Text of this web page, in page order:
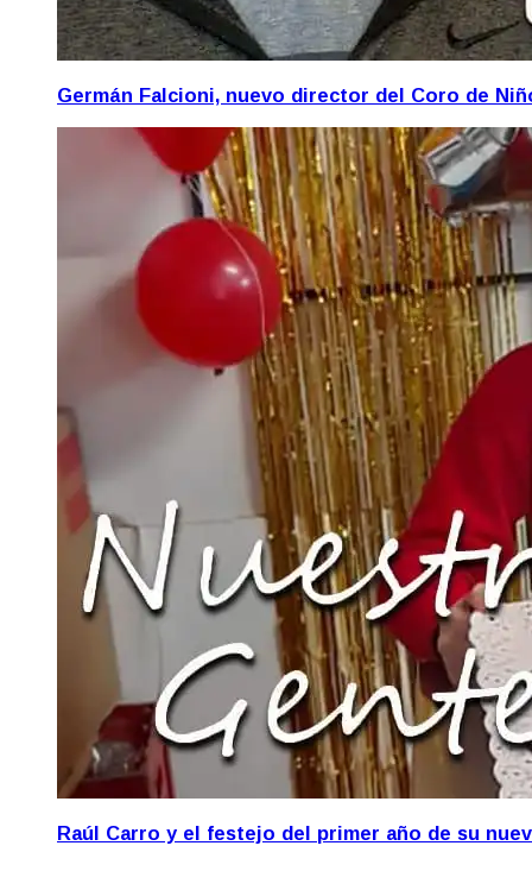
Germán Falcioni, nuevo director del Coro de
Raúl Carro y el festejo del primer año de su